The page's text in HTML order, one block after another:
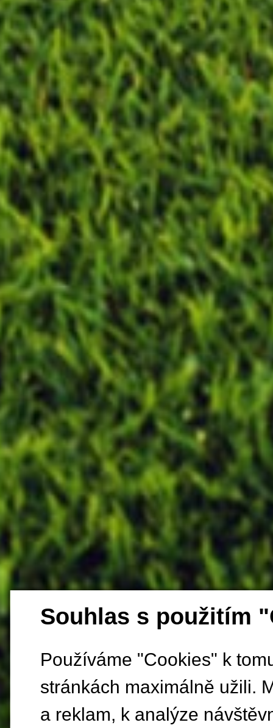
Souhlas s použitím
Používáme "Cookies" k
stránkách maximálně užili.
a reklam, k analýze